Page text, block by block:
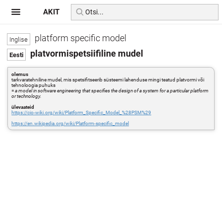
platform specific model
platvormispetsiifiline mudel
olemus
tarkvaratehniline mudel, mis spetsifitseerib süsteemi lahenduse mingi teatud platvormi või
tehnoloogia puhuks
=a model in software engineering that specifies the design of a system for a particular platform
or technology.
ülevaateid
https://cio-wiki.org/wiki/Platform_Specific_Model_%28PSM%29
https://en.wikipedia.org/wiki/Platform-specific_model
AKIT